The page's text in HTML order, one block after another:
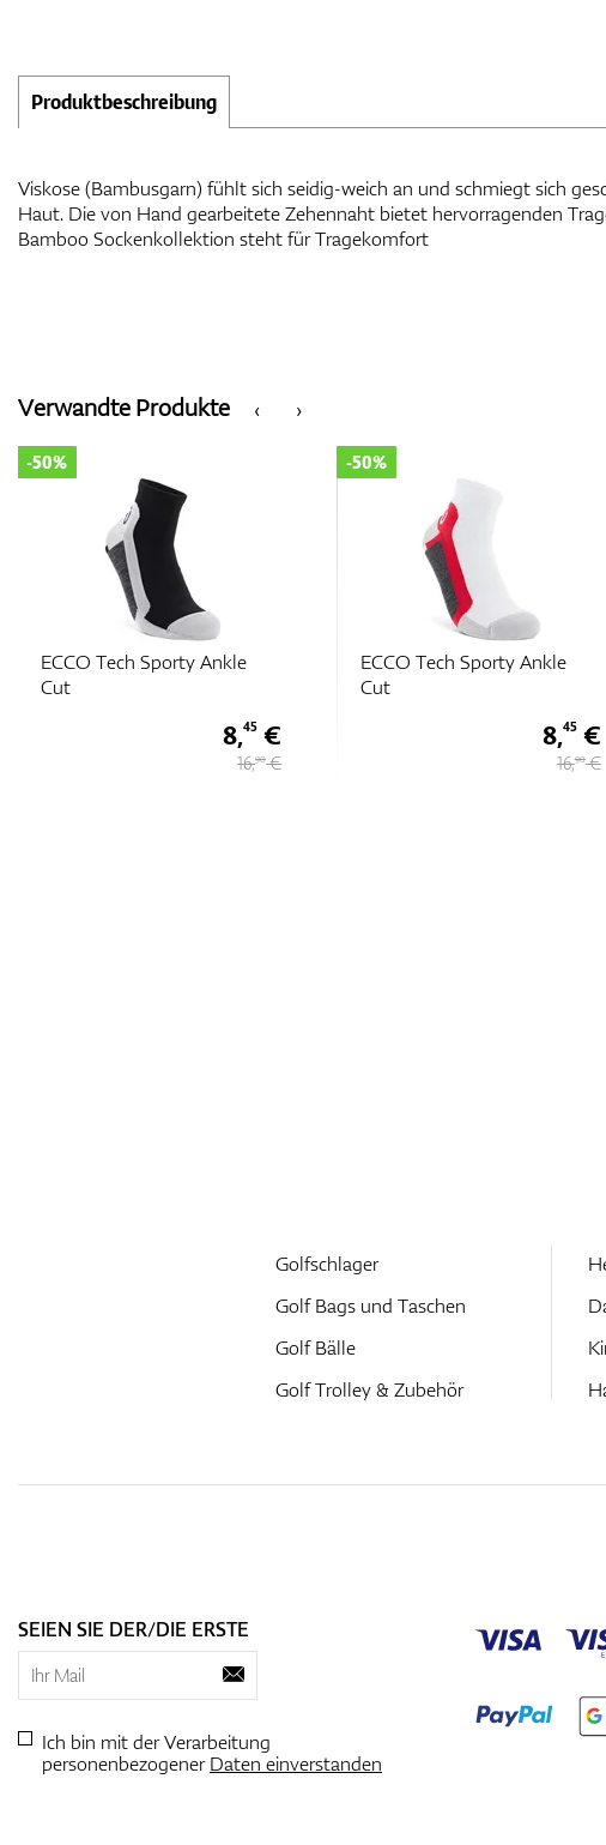
Produktbeschreibung
Viskose (Bambusgarn) fühlt sich seidig-weich an und schmiegt sich
Haut. Die von Hand gearbeitete Zehennaht bietet hervorragenden
Bamboo Sockenkollektion steht für Tragekomfort
‹
Verwandte Produkte ›
ECCO Tech Sporty Ankle
Cut
-50%
8,45 €
16,90€
ECCO Tech Sporty Ankle
Cut
-50%
8,45€
16,90€
Golfschlager
Golf Bags und Taschen
Golf Bälle
Golf Trolley & Zubehör
SEIEN SIE DER/DIE ERSTE
Ich bin mit der Verarbeitung
personenbezogenerDaten einverstanden